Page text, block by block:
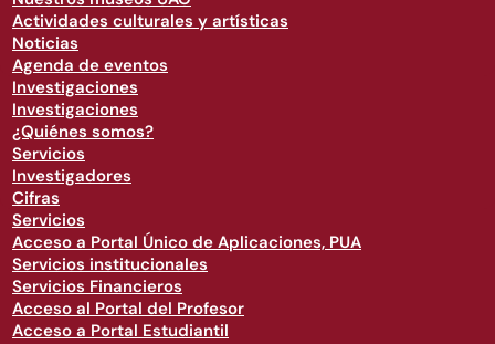
Actividades culturales y artísticas
Noticias
Agenda de eventos
Investigaciones
Investigaciones
¿Quiénes somos?
Servicios
Investigadores
Cifras
Servicios
Acceso a Portal Único de Aplicaciones, PUA
Servicios institucionales
Servicios Financieros
Acceso al Portal del Profesor
Acceso a Portal Estudiantil